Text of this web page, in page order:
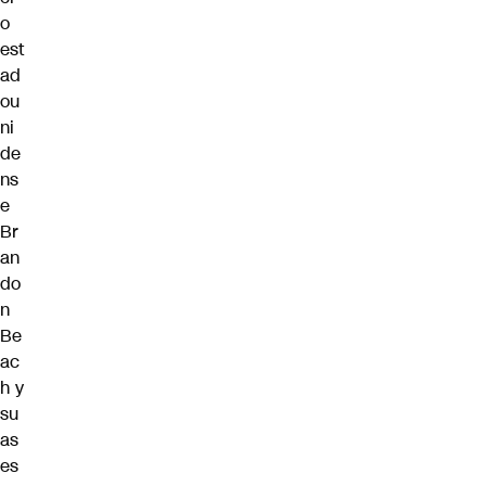
o
est
ad
ou
ni
de
ns
e
Br
an
do
n
Be
ac
h y
su
as
es